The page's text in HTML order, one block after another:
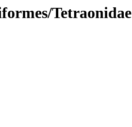
Tetraonidae